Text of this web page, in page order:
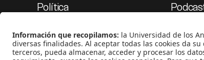
Política
Medio ambiente
Medios y periodismo